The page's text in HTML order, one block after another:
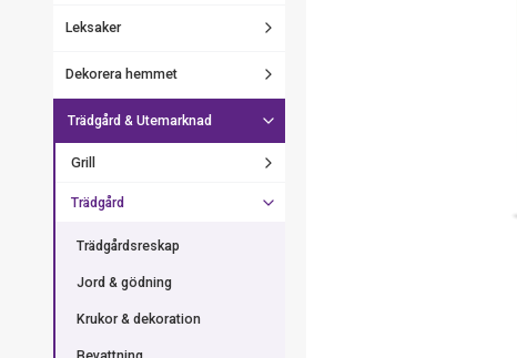
Leksaker
Dekorera hemmet
Trädgård & Utemarknad
Grill
Trädgård
Trädgårdsreskap
Jord & gödning
Krukor & dekoration